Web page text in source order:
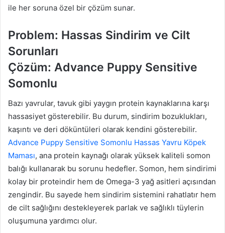
ile her soruna özel bir çözüm sunar.
Problem: Hassas Sindirim ve Cilt
Sorunları
Çözüm: Advance Puppy Sensitive
Somonlu
Bazı yavrular, tavuk gibi yaygın protein kaynaklarına karşı
hassasiyet gösterebilir. Bu durum, sindirim bozuklukları,
kaşıntı ve deri döküntüleri olarak kendini gösterebilir.
Advance Puppy Sensitive Somonlu Hassas Yavru Köpek
Maması, ana protein kaynağı olarak yüksek kaliteli somon
balığı kullanarak bu sorunu hedefler. Somon, hem sindirimi
kolay bir proteindir hem de Omega-3 yağ asitleri açısından
zengindir. Bu sayede hem sindirim sistemini rahatlatır hem
de cilt sağlığını destekleyerek parlak ve sağlıklı tüylerin
oluşumuna yardımcı olur.